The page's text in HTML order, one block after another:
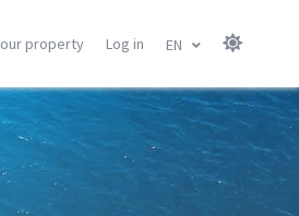
Balearic Islands
Menorca
Mallorca
Ibiza
property Log in EN